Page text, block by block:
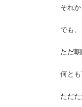
それ
でも、
ただ
何と
ただ